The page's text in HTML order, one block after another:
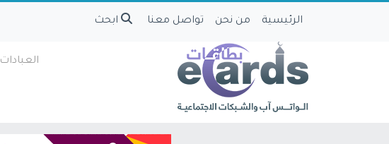
الرئيسية من نحن تواصل معنا ابحث
العبادات